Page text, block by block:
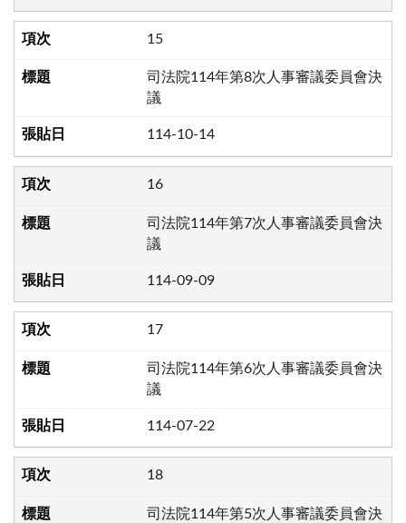
15
司法院114年第8次人事審議委員會決
議
114-10-14
16
司法院114年第7次人事審議委員會決
議
114-09-09
17
司法院114年第6次人事審議委員會決
議
114-07-22
18
司法院114年第5次人事審議委員會決